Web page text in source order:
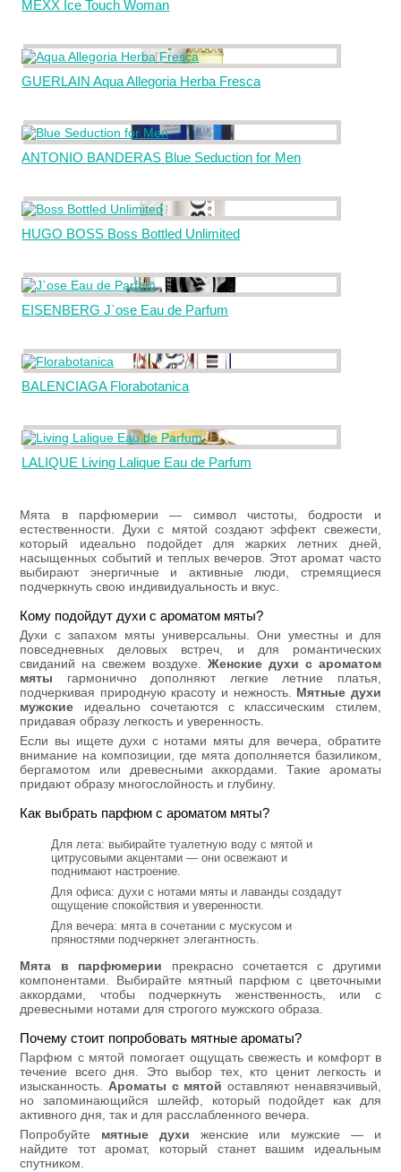
MEXX Ice Touch Woman
GUERLAIN Aqua Allegoria Herba Fresca
ANTONIO BANDERAS Blue Seduction for Men
HUGO BOSS Boss Bottled Unlimited
EISENBERG J`ose Eau de Parfum
BALENCIAGA Florabotanica
LALIQUE Living Lalique Eau de Parfum
Мята в парфюмерии — символ чистоты, бодрости и
естественности. Духи с мятой создают эффект свежести,
который идеально подойдет для жарких летних дней,
насыщенных событий и теплых вечеров. Этот аромат часто
выбирают энергичные и активные люди, стремящиеся
подчеркнуть свою индивидуальность и вкус.
Кому подойдут духи с ароматом мяты?
Духи с запахом мяты универсальны. Они уместны и для
повседневных деловых встреч, и для романтических
свиданий на свежем воздухе. Женские духи с ароматом
мяты гармонично дополняют легкие летние платья,
подчеркивая природную красоту и нежность. Мятные духи
мужские идеально сочетаются с классическим стилем,
придавая образу легкость и уверенность.
Если вы ищете духи с нотами мяты для вечера, обратите
внимание на композиции, где мята дополняется базиликом,
бергамотом или древесными аккордами. Такие ароматы
придают образу многослойность и глубину.
Как выбрать парфюм с ароматом мяты?
Для лета: выбирайте туалетную воду с мятой и
цитрусовыми акцентами — они освежают и
поднимают настроение.
Для офиса: духи с нотами мяты и лаванды создадут
ощущение спокойствия и уверенности.
Для вечера: мята в сочетании с мускусом и
пряностями подчеркнет элегантность.
Мята в парфюмерии прекрасно сочетается с другими
компонентами. Выбирайте мятный парфюм с цветочными
аккордами, чтобы подчеркнуть женственность, или с
древесными нотами для строгого мужского образа.
Почему стоит попробовать мятные ароматы?
Парфюм с мятой помогает ощущать свежесть и комфорт в
течение всего дня. Это выбор тех, кто ценит легкость и
изысканность. Ароматы с мятой оставляют ненавязчивый,
но запоминающийся шлейф, который подойдет как для
активного дня, так и для расслабленного вечера.
Попробуйте мятные духи женские или мужские — и
найдите тот аромат, который станет вашим идеальным
спутником.